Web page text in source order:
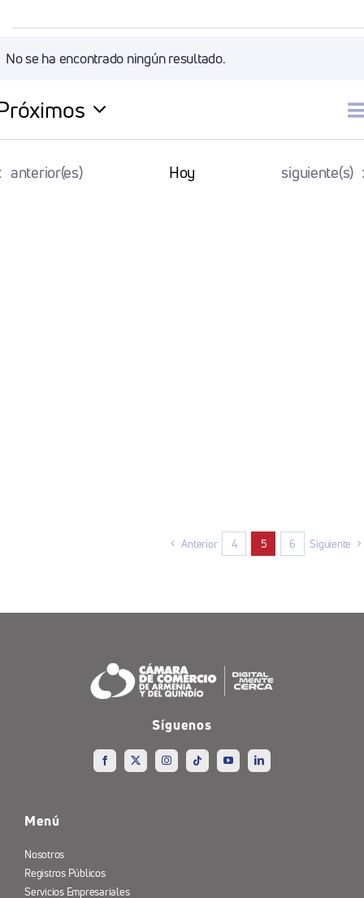
Aviso
No se ha encontrado ningún resultado.
Eventos
anterior(es) Hoy Eventos
siguiente(s)
Anterior 4 5 6 Siguiente
Síguenos
Menú
Nosotros
Registros Públicos
Servicios Empresariales